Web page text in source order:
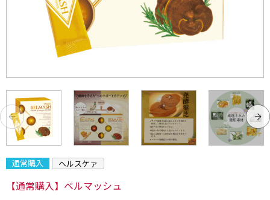
通常購入 ヘルスケァ
【通常購入】ベルマッシュ